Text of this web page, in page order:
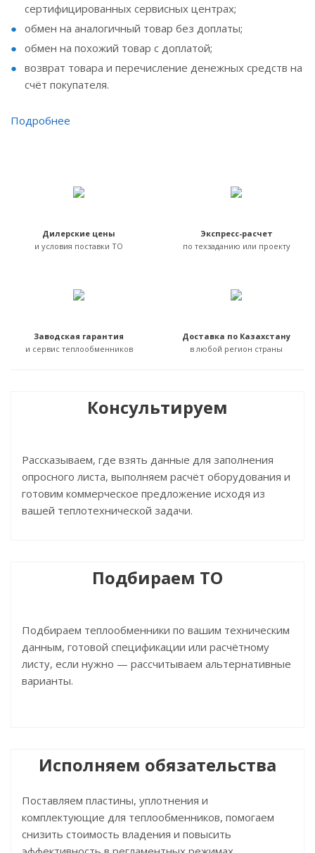
сертифицированных сервисных центрах;
обмен на аналогичный товар без доплаты;
обмен на похожий товар с доплатой;
возврат товара и перечисление денежных средств на
счёт покупателя.
Подробнее
Дилерские цены
и условия поставки ТО
Экспресс-расчет
по техзаданию или проекту
Заводская гарантия
и сервис теплообменников
Доставка по Казахстану
в любой регион страны
Консультируем
Рассказываем, где взять данные для заполнения
опросного листа, выполняем расчёт оборудования и
готовим коммерческое предложение исходя из
вашей теплотехнической задачи.
Подбираем ТО
Подбираем теплообменники по вашим техническим
данным, готовой спецификации или расчётному
листу, если нужно — рассчитываем альтернативные
варианты.
Исполняем обязательства
Поставляем пластины, уплотнения и
комплектующие для теплообменников, помогаем
снизить стоимость владения и повысить